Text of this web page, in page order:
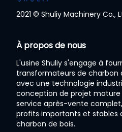
2021 © Shuliy Machinery Co.,
À propos de nous
L'usine Shuliy s'engage à
transformateurs de charbon
avec une technologie
conception de projet mature
service après-vente
profits importants et stables
charbon de bois.